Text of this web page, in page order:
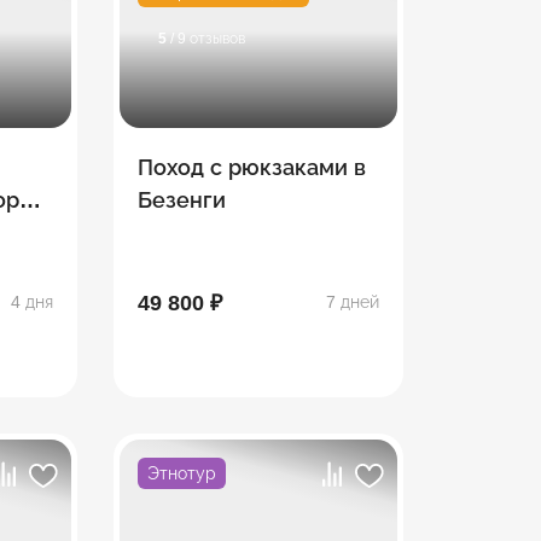
4 дня
5 / 9 отзывов
Поход с рюкзаками в
Безенги
49 800 ₽ 7 дней
Этнотур